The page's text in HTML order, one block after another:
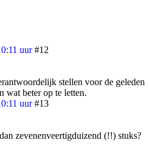
uur #12
stellen voor de geleden
wat beter op te letten.
uur #13
zevenenveertigduizend (!!) stuks?